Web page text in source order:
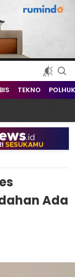
Indonesia dan Dunia
TEKNO
Ada